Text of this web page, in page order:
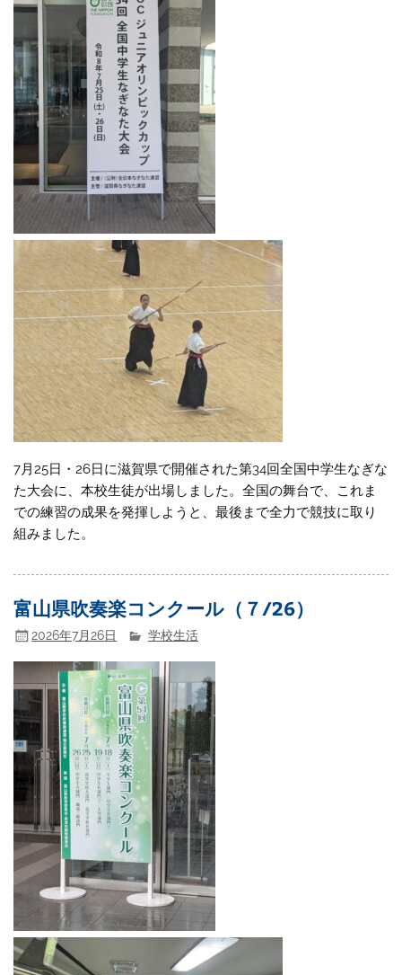
7月25日・26日に滋賀県で開催された第34回全国中学生なぎな
た大会に、本校生徒が出場しました。全国の舞台で、これま
での練習の成果を発揮しようと、最後まで全力で競技に取り
組みました。
富山県吹奏楽コンクール（７/26）
2026年7月26日 学校生活